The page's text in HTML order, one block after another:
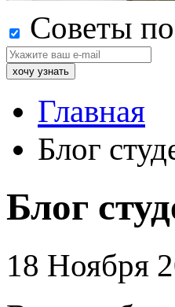
Советы
Главная
Блог
Блог
18 Ноября